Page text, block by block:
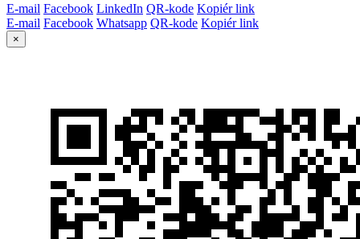
E-mail Facebook LinkedIn QR-kode Kopiér link
E-mail Facebook Whatsapp QR-kode Kopiér link
×